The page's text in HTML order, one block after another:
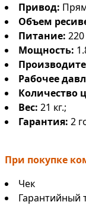
Привод:
Объем
Питание:
Мощность:
Рабочее
Количество
Вес: 21 кг.;
Гарантия: 2
При покупке
Чек
Гарантийный